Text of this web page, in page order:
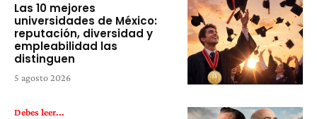
Las 10 mejores
universidades de México:
reputación, diversidad y
empleabilidad las
distinguen
5 agosto 2026
Debes leer...